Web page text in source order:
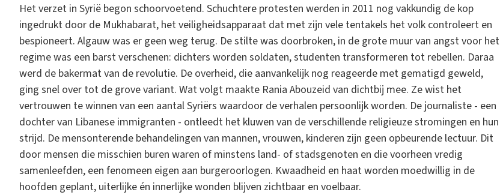
Het verzet in Syrië begon schoorvoetend. Schuchtere protesten werden in 2011 nog vakkundig de kop
ingedrukt door de Mukhabarat, het veiligheidsapparaat dat met zijn vele tentakels het volk controleert en
bespioneert. Algauw was er geen weg terug. De stilte was doorbroken, in de grote muur van angst voor het
regime was een barst verschenen: dichters worden soldaten, studenten transformeren tot rebellen. Daraa
werd de bakermat van de revolutie. De overheid, die aanvankelijk nog reageerde met gematigd geweld,
ging snel over tot de grove variant. Wat volgt maakte Rania Abouzeid van dichtbij mee. Ze wist het
vertrouwen te winnen van een aantal Syriërs waardoor de verhalen persoonlijk worden. De journaliste - een
dochter van Libanese immigranten - ontleedt het kluwen van de verschillende religieuze stromingen en hun
strijd. De mensonterende behandelingen van mannen, vrouwen, kinderen zijn geen opbeurende lectuur. Dit
door mensen die misschien buren waren of minstens land- of stadsgenoten en die voorheen vredig
samenleefden, een fenomeen eigen aan burgeroorlogen. Kwaadheid en haat worden moedwillig in de
hoofden geplant, uiterlijke én innerlijke wonden blijven zichtbaar en voelbaar.